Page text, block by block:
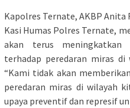
Kapolres Ternate, AKBP Anita
Kasi Humas Polres Ternate,
akan terus meningkatkan
terhadap peredaran miras
“Kami tidak akan
peredaran miras di wilayah
upaya preventif dan represif